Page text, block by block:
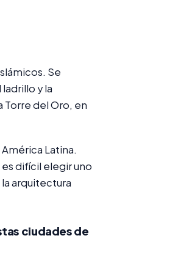
Se
y la
Torre del Oro, en
Latina.
difícil elegir uno
arquitectura
ciudades de